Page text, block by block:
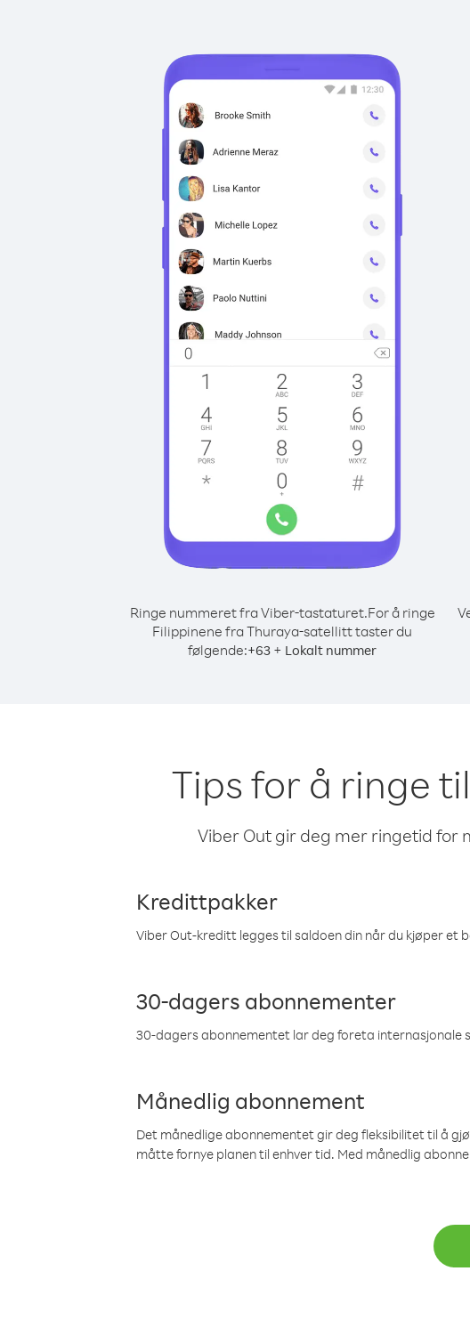
Ringe nummeret fra Viber-tastaturet.For å ringe
Filippinene fra Thuraya-satellitt taster du
følgende:+63 + Lokalt nummer
Tips for å ringe
Viber Out gir deg mer ringetid for
Kredittpakker
Viber Out-kreditt legges til saldoen din når du kjøper et
30-dagers abonnementer
30-dagers abonnementet lar deg foreta internasjonale
Månedlig abonnement
Det månedlige abonnementet gir deg fleksibilitet til å
måtte fornye planen til enhver tid. Med månedlig